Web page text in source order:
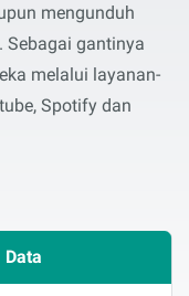
mengunduh
Sebagai gantinya
melalui layanan-
Spotify dan
Data